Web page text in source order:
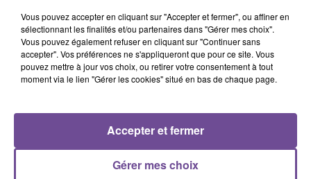
Cet élément est masqué compte-tenu du refus du
souhaitez l'afficher, merci de nous donner votre accord
en cliquant sur le bouton ci-dessous.
Afficher l'élément
Vous pouvez accepter en cliquant sur "Accepter et fermer", ou affiner en
sélectionnant les finalités et/ou partenaires dans "Gérer mes choix".
Vous pouvez également refuser en cliquant sur "Continuer sans
accepter". Vos préférences ne s'appliqueront que pour ce site. Vous
pouvez mettre à jour vos choix, ou retirer votre consentement à tout
moment via le lien "Gérer les cookies" situé en bas de chaque page.
Gérer mes choix
Accepter et fermer